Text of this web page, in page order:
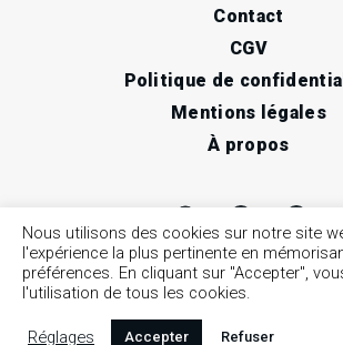
Contact
CGV
Politique de
Mentions légales
À propos
© 2026 espace à vendre / Art
Nous utilisons des cookies sur notre site
l'expérience la plus pertinente en
préférences. En cliquant sur "Accepter",
l'utilisation de tous les cookies.
Réglages Accepter Refuser